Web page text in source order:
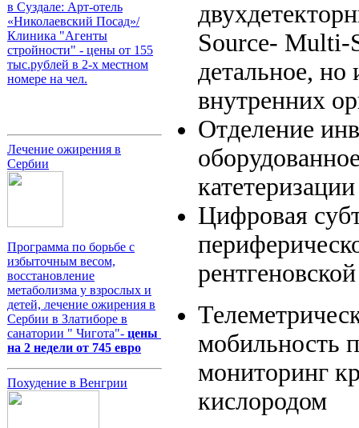
в Суздале: Арт-отель
«Николаевский Посад»/
Клиника "Агенты
стройности" - цены от 155
тыс.рублей в 2-х местном
номере на чел.
Лечение ожирения в
Сербии
Программа по борьбе с
избыточным весом,
восстановление
метаболизма у взрослых и
детей, лечение ожирения в
Сербии в Златиборе в
санатории " Чигота"- цены
на 2 недели от 745 евро
Похудение в Венгрии
Source- Multi-
детальное,
внутренних
Отделение
Цифровая
мобильность
мониторинг
кислородом